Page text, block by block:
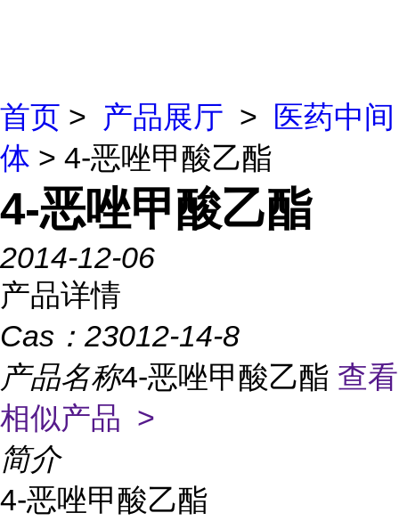
首页 > 产品展厅 >
医药中间
体 > 4-恶唑甲酸乙酯
4-恶唑甲酸乙酯
2014-12-06
产品详情
Cas： 23012-14-8
产品名称4-恶唑甲酸乙酯 查看
相似产品 >
简介
4-恶唑甲酸乙酯